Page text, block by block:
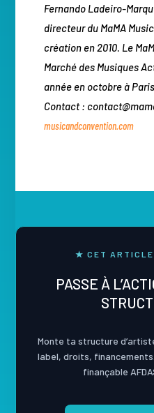
Fernando Ladeiro-
directeur du MaMA
création en 2010. Le
Marché des Musiques
année en octobre à
Contact :
musicandconvention.com
★ CET ARTICLE
PASSE À
Monte ta structure
label, droits,
finançable